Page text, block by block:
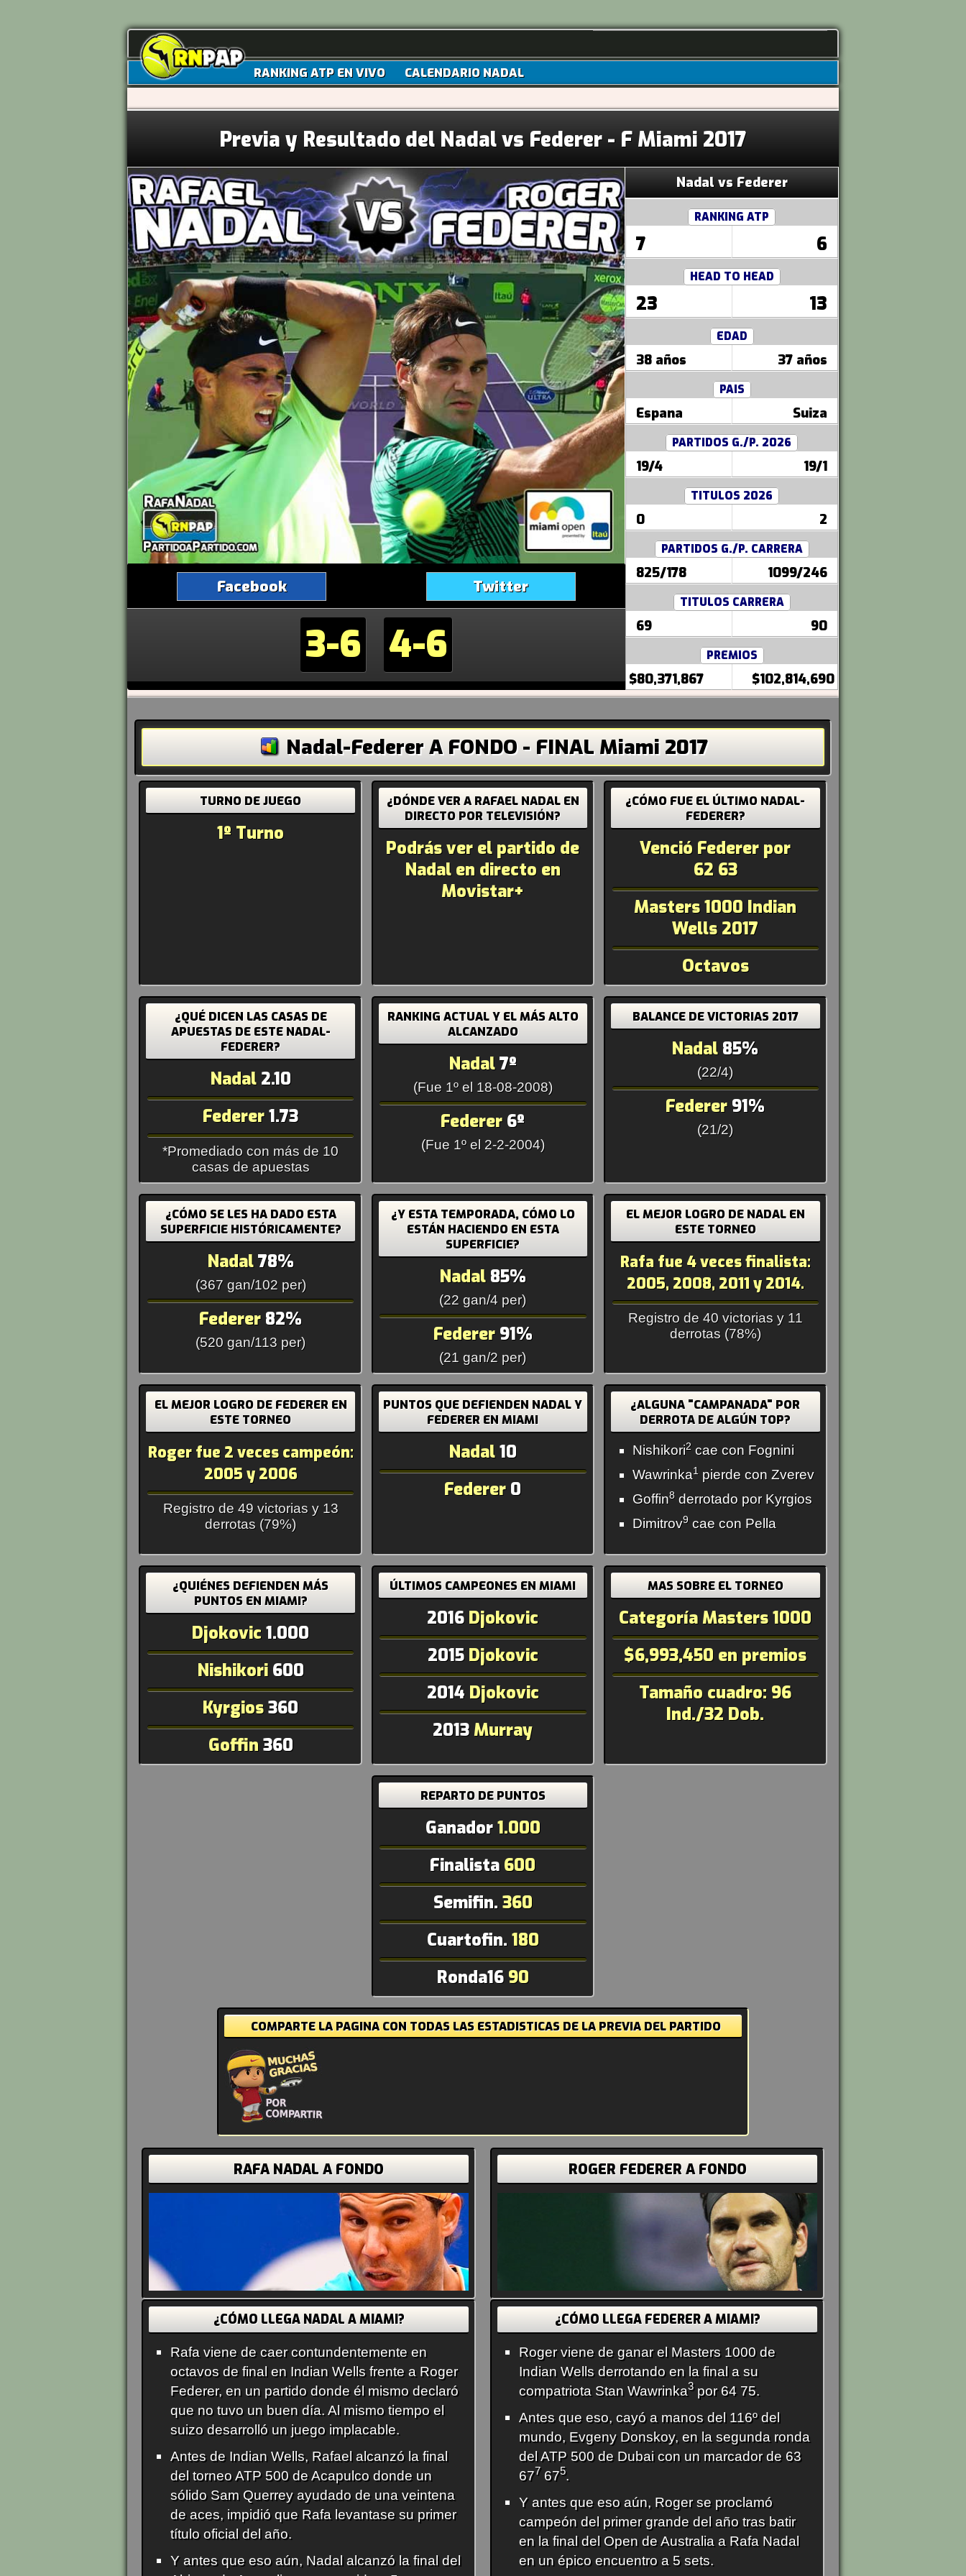
RANKING ATP EN VIVO CALENDARIO NADAL
Previa y Resultado del Nadal vs Federer - F Miami 2017
Nadal vs Federer
RANKING ATP
7 6
HEAD TO HEAD
23 13
EDAD
38 años 37 años
PAIS
Espana Suiza
PARTIDOS G./P. 2026
19/4 19/1
TITULOS 2026
0 2
PARTIDOS G./P. CARRERA
825/178 1099/246
TITULOS CARRERA
69 90
PREMIOS
$80,371,867 $102,814,690
Facebook Twitter
3-6 4-6
Nadal-Federer A FONDO - FINAL Miami 2017
TURNO DE JUEGO
1º Turno
¿DÓNDE VER A RAFAEL NADAL EN
DIRECTO POR TELEVISIÓN?
Podrás ver el partido de
Nadal en directo en
Movistar+
¿CÓMO FUE EL ÚLTIMO NADAL-
FEDERER?
Venció Federer por
62 63
Masters 1000 Indian
Wells 2017
Octavos
¿QUÉ DICEN LAS CASAS DE
APUESTAS DE ESTE NADAL-
FEDERER?
Nadal 2.10
Federer1.73
*Promediado con más de 10
casas de apuestas
RANKING ACTUAL Y EL MÁS ALTO
ALCANZADO
Nadal7º
(Fue 1º el 18-08-2008)
Federer 6º
(Fue 1º el 2-2-2004)
BALANCE DE VICTORIAS 2017
Nadal 85%
(22/4)
Federer 91%
(21/2)
¿CÓMO SE LES HA DADO ESTA
SUPERFICIE HISTÓRICAMENTE?
Nadal78%
(367 gan/102 per)
Federer 82%
(520 gan/113 per)
¿Y ESTA TEMPORADA, CÓMO LO
ESTÁN HACIENDO EN ESTA
SUPERFICIE?
Nadal 85%
(22 gan/4 per)
Federer 91%
(21 gan/2 per)
EL MEJOR LOGRO DE NADAL EN
ESTE TORNEO
Rafa fue 4 veces finalista:
2005, 2008, 2011 y 2014.
Registro de 40 victorias y 11
derrotas (78%)
EL MEJOR LOGRO DE FEDERER EN
ESTE TORNEO
Roger fue 2 veces campeón:
2005 y 2006
Registro de 49 victorias y 13
derrotas (79%)
PUNTOS QUE DEFIENDEN NADAL Y
FEDERER EN MIAMI
Nadal10
Federer 0
¿ALGUNA "CAMPANADA" POR
DERROTA DE ALGÚN TOP?
Nishikori2 cae con Fognini
Wawrinka1 pierde con Zverev
Goffin8 derrotado por Kyrgios
Dimitrov9 cae con Pella
¿QUIÉNES DEFIENDEN MÁS
PUNTOS EN MIAMI?
Djokovic1.000
Nishikori 600
Kyrgios360
Goffin360
ÚLTIMOS CAMPEONES EN MIAMI
2016 Djokovic
2015Djokovic
2014Djokovic
2013Murray
MAS SOBRE EL TORNEO
Categoría Masters 1000
$6,993,450 en premios
Tamaño cuadro: 96
Ind./32 Dob.
REPARTO DE PUNTOS
Ganador1.000
Finalista 600
Semifin.360
Cuartofin.180
Ronda1690
COMPARTE LA PAGINA CON TODAS LAS ESTADISTICAS DE LA PREVIA DEL PARTIDO
RAFA NADAL A FONDO ROGER FEDERER A FONDO
¿CÓMO LLEGA NADAL A MIAMI?
Rafa viene de caer contundentemente en
octavos de final en Indian Wells frente a Roger
Federer, en un partido donde él mismo declaró
que no tuvo un buen día. Al mismo tiempo el
suizo desarrolló un juego implacable.
Antes de Indian Wells, Rafael alcanzó la final
del torneo ATP 500 de Acapulco donde un
sólido Sam Querrey ayudado de una veintena
de aces, impidió que Rafa levantase su primer
título oficial del año.
Y antes que eso aún, Nadal alcanzó la final del
¿CÓMO LLEGA FEDERER A MIAMI?
Roger viene de ganar el Masters 1000 de
Indian Wells derrotando en la final a su
compatriota Stan Wawrinka3por 64 75.
Antes que eso, cayó a manos del 116º del
mundo, Evgeny Donskoy, en la segunda ronda
del ATP 500 de Dubai con un marcador de 63
677675.
Y antes que eso aún, Roger se proclamó
campeón del primer grande del año tras batir
en la final del Open de Australia a Rafa Nadal
en un épico encuentro a 5 sets.